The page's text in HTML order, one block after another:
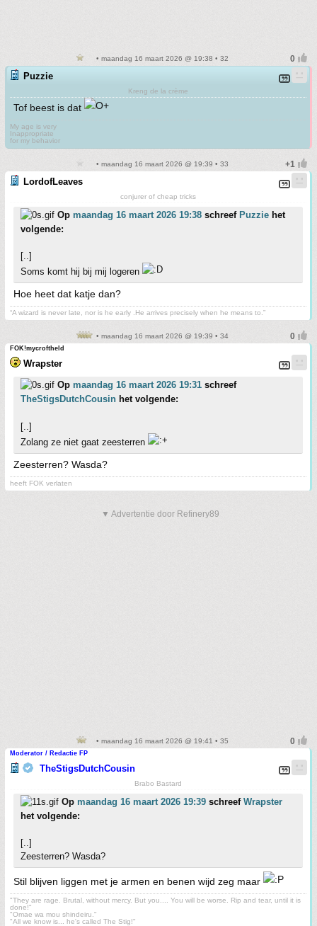
• maandag 16 maart 2026 @ 19:38 • 32
Puzzie
Kreng de la crème
Tof beest is dat
My age is very
Inappropriate
for my behavior
• maandag 16 maart 2026 @ 19:39 • 33
LordofLeaves
conjurer of cheap tricks
Op maandag 16 maart 2026 19:38 schreef Puzzie het
volgende:
[..]
Soms komt hij bij mij logeren
Hoe heet dat katje dan?
“A wizard is never late, nor is he early .He arrives precisely when he means to.”
• maandag 16 maart 2026 @ 19:39 • 34
FOK!mycroftheld
Wrapster
Op maandag 16 maart 2026 19:31 schreef
TheStigsDutchCousin het volgende:
[..]
Zolang ze niet gaat zeesterren
Zeesterren? Wasda?
heeft FOK verlaten
▼ Advertentie door Refinery89
• maandag 16 maart 2026 @ 19:41 • 35
Moderator / Redactie FP
TheStigsDutchCousin
Brabo Bastard
Op maandag 16 maart 2026 19:39 schreef Wrapster
het volgende:
[..]
Zeesterren? Wasda?
Stil blijven liggen met je armen en benen wijd zeg maar
"They are rage. Brutal, without mercy. But you.... You will be worse. Rip and tear, until it is
done!"
"Omae wa mou shindeiru."
"All we know is... he's called The Stig!"